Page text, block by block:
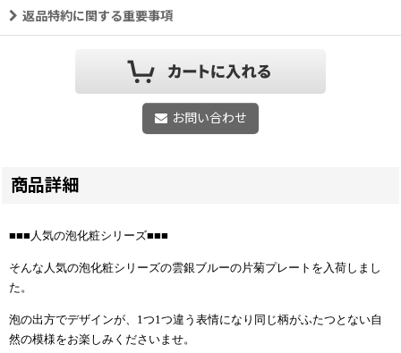
返品特約に関する重要事項
お問い合わせ
商品詳細
■■■人気の泡化粧シリーズ■■■
そんな人気の泡化粧シリーズの雲銀ブルーの片菊プレートを入荷しまし
た。
泡の出方でデザインが、1つ1つ違う表情になり同じ柄がふたつとない自
然の模様をお楽しみくださいませ。